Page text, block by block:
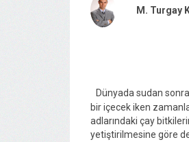
M. Turgay
Dünyada sudan
bir içecek iken
adlarındaki çay
yetiştirilmesine göre